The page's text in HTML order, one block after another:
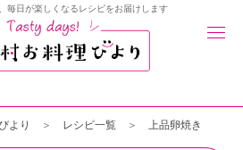
毎日が楽しくなるレシピをお届けします
より レシピ一覧 上品卵焼き